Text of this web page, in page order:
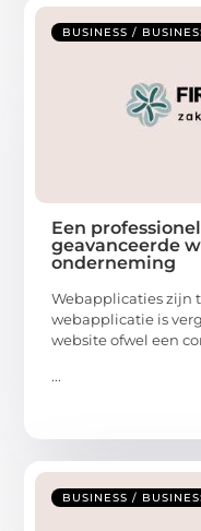
BUSINESS /
Een
geavanceerde
onderneming
Webapplicaties zijn
webapplicatie is
website ofwel een
...
BUSINESS /